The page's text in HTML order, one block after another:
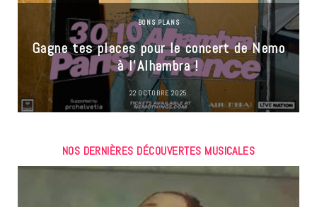
BONS PLANS
Gagne tes places pour le concert de Nemo
à l’Alhambra !
22 OCTOBRE 2025
NOS DERNIÈRES DÉCOUVERTES MUSICALES